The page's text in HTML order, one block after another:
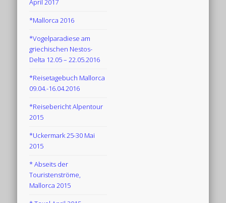
April 2017
*Mallorca 2016
*Vogelparadiese am
griechischen Nestos-
Delta 12.05 – 22.05.2016
*Reisetagebuch Mallorca
09.04.-16.04.2016
*Reisebericht Alpentour
2015
*Uckermark 25-30 Mai
2015
* Abseits der
Touristenströme,
Mallorca 2015